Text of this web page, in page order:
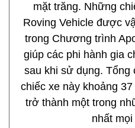
mặt trăng. Những
Roving Vehicle được
trong Chương trình
giúp các phi hành gia
sau khi sử dụng. Tổng
chiếc xe này khoảng
trở thành một trong
nhất